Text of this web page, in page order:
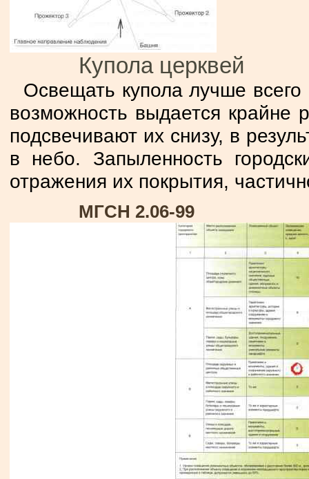
Купола церквей
Освещать купола лучше всего
возможность выдается крайне
подсвечивают их снизу, в
в небо. Запыленность
отражения их покрытия,
МГСН 2.06-99